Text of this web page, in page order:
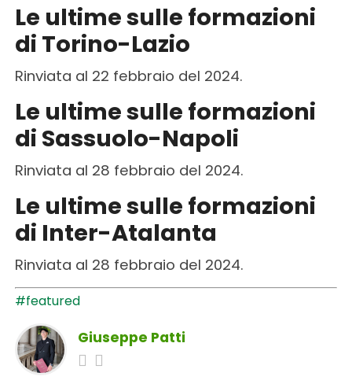
Le ultime sulle formazioni
di Torino-Lazio
Rinviata al 22 febbraio del 2024.
Le ultime sulle formazioni
di Sassuolo-Napoli
Rinviata al 28 febbraio del 2024.
Le ultime sulle formazioni
di Inter-Atalanta
Rinviata al 28 febbraio del 2024.
#featured
Giuseppe Patti